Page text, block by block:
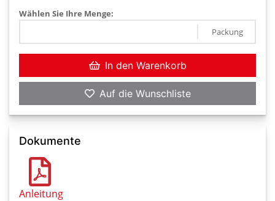
Wählen Sie Ihre Menge:
Packung
In den Warenkorb
Auf die Wunschliste
Dokumente
Anleitung